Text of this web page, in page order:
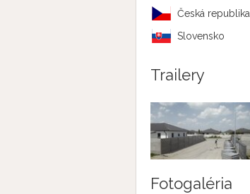
Česká republika
Slovensko
Trailery
Fotogaléria